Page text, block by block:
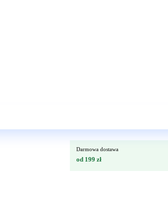
Darmowa dostawa
od 199 zł